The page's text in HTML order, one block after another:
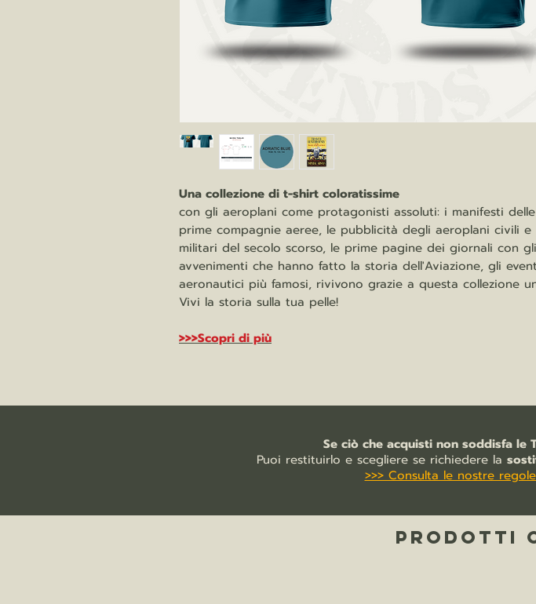
Una collezione di t-shirt coloratissime
con gli aeroplani come protagonisti assoluti: i manifesti delle
prime compagnie aeree, le pubblicità degli aeroplani civili e
militari del secolo scorso, le prime pagine dei giornali con gli
avvenimenti che hanno fatto la storia dell'Aviazione, gli
aeronautici più famosi, rivivono grazie a questa collezione
Vivi la storia sulla tua pelle!
>>>Scopri di più
Se ciò che acquisti non soddisfa le
Puoi restituirlo e scegliere se richiedere la
>>> Consulta le nostre
PRODOTTI